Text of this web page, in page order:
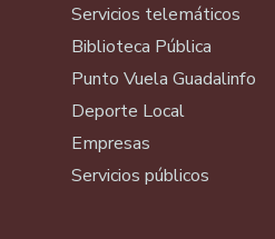
Servicios telemáticos
Biblioteca Pública
Punto Vuela Guadalinfo
Deporte Local
Empresas
Servicios públicos